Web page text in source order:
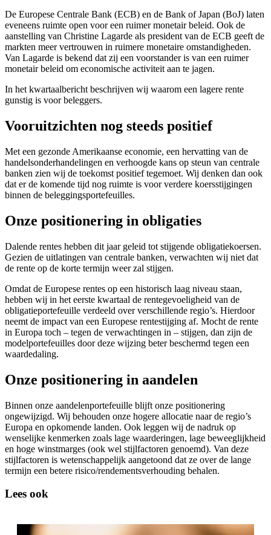
De Europese Centrale Bank (ECB) en de Bank of Japan (BoJ) laten
eveneens ruimte open voor een ruimer monetair beleid. Ook de
aanstelling van Christine Lagarde als president van de ECB geeft de
markten meer vertrouwen in ruimere monetaire omstandigheden.
Van Lagarde is bekend dat zij een voorstander is van een ruimer
monetair beleid om economische activiteit aan te jagen.
In het kwartaalbericht beschrijven wij waarom een lagere rente
gunstig is voor beleggers.
Vooruitzichten nog steeds positief
Met een gezonde Amerikaanse economie, een hervatting van de
handelsonderhandelingen en verhoogde kans op steun van centrale
banken zien wij de toekomst positief tegemoet. Wij denken dan ook
dat er de komende tijd nog ruimte is voor verdere koersstijgingen
binnen de beleggingsportefeuilles.
Onze positionering in obligaties
Dalende rentes hebben dit jaar geleid tot stijgende obligatiekoersen.
Gezien de uitlatingen van centrale banken, verwachten wij niet dat
de rente op de korte termijn weer zal stijgen.
Omdat de Europese rentes op een historisch laag niveau staan,
hebben wij in het eerste kwartaal de rentegevoeligheid van de
obligatieportefeuille verdeeld over verschillende regio’s. Hierdoor
neemt de impact van een Europese rentestijging af. Mocht de rente
in Europa toch – tegen de verwachtingen in – stijgen, dan zijn de
modelportefeuilles door deze wijzing beter beschermd tegen een
waardedaling.
Onze positionering in aandelen
Binnen onze aandelenportefeuille blijft onze positionering
ongewijzigd. Wij behouden onze hogere allocatie naar de regio’s
Europa en opkomende landen. Ook leggen wij de nadruk op
wenselijke kenmerken zoals lage waarderingen, lage beweeglijkheid
en hoge winstmarges (ook wel stijlfactoren genoemd). Van deze
stijlfactoren is wetenschappelijk aangetoond dat ze over de lange
termijn een betere risico/rendementsverhouding behalen.
Lees ook